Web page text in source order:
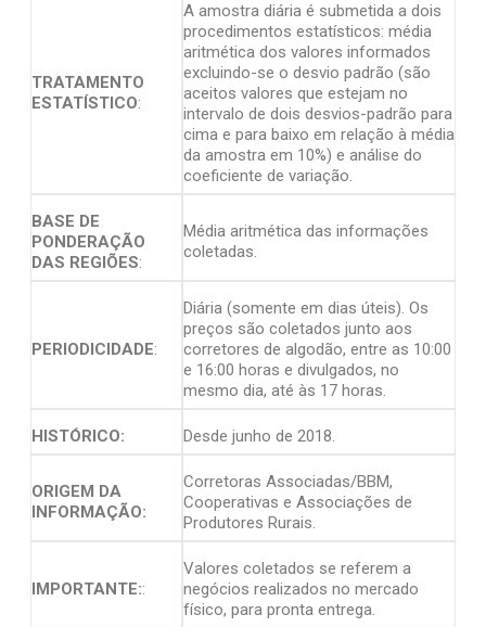
TRATAMENTO
ESTATÍSTICO:
A amostra diária é submetida a dois
procedimentos estatísticos: média
aritmética dos valores informados
excluindo-se o desvio padrão (são
aceitos valores que estejam no
intervalo de dois desvios-padrão para
cima e para baixo em relação à média
da amostra em 10%) e análise do
coeficiente de variação.
BASE DE
PONDERAÇÃO
DAS REGIÕES:
Média aritmética das informações
coletadas.
PERIODICIDADE:
Diária (somente em dias úteis). Os
preços são coletados junto aos
corretores de algodão, entre as 10:00
e 16:00 horas e divulgados, no
mesmo dia, até às 17 horas.
HISTÓRICO: Desde junho de 2018.
ORIGEM DA
INFORMAÇÃO:
Corretoras Associadas/BBM,
Cooperativas e Associações de
Produtores Rurais.
IMPORTANTE::
Valores coletados se referem a
negócios realizados no mercado
físico, para pronta entrega.